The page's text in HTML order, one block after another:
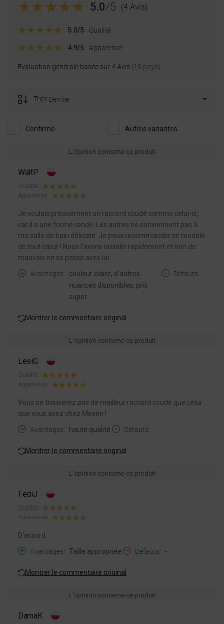
5.0/5 (4 Avis)
Évaluation générale basée sur 4 Avis (10 pays)
5.0/5 Qualité
4.9/5 Apparence
Confirmé Autres variantes
Trier:Dernier
L'opinion concerne ce produit
WaltP
Qualité:
Apparence:
Je voulais précisément un raccord coudé comme celui-ci,
car il a une forme ronde. Les autres ne conviennent pas à
ma salle de bain délicate. Je peux recommander ce modèle
de tout cœur ! Nous l'avons installé rapidement et rien de
mauvais ne se passe avec lui.
Avantages
couleur claire, d'autres
nuances disponibles, prix
super.
Défauts -
Montrer le commentaire original
L'opinion concerne ce produit
LesiG
Qualité:
Apparence:
Vous ne trouverez pas de meilleur raccord coudé que celui
que vous avez chez Mexen !
Avantages
haute qualité. Défauts -
Montrer le commentaire original
L'opinion concerne ce produit
FediJ
Qualité:
Apparence:
D'accord.
Avantages
Taille appropriée. Défauts -
Montrer le commentaire original
L'opinion concerne ce produit
DamaK
GREEK